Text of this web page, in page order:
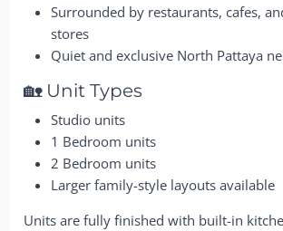
Surrounded by restaurants, cafes,
stores
Quiet and exclusive North Pattaya
🏡 Unit Types
Studio units
1 Bedroom units
2 Bedroom units
Larger family-style layouts available
Units are fully finished with built-in